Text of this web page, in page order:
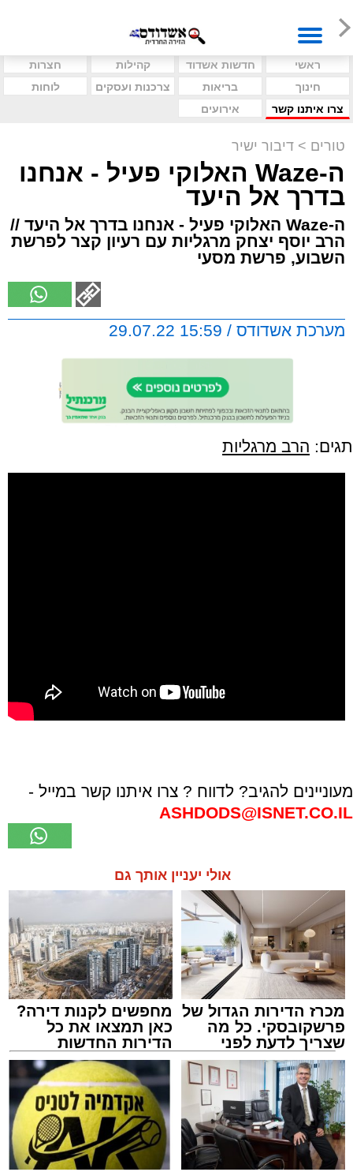
ראשי חדשות אשדוד קהילות
חצרות
חינוך
בריאות צרכנות ועסקים
לוחות
צרו איתנו קשר
אירועים
טורים > דיבור ישיר
ה-Waze האלוקי פעיל - אנחנו
בדרך אל היעד
ה-Waze האלוקי פעיל - אנחנו בדרך אל היעד //
הרב יוסף יצחק מרגליות עם רעיון קצר לפרשת
השבוע, פרשת מסעי
מערכת אשדודס / 15:59 29.07.22
תגים: הרב מרגליות
מעוניינים להגיב? לדווח ? צרו איתנו קשר במייל -
ASHDODS@ISNET.CO.IL
אולי יעניין אותך גם
מכרז הדירות הגדול של
פרשקובסקי. כל מה
שצריך לדעת לפני
שמגישים הצעה לדירה
באשדוד
מחפשים לקנות דירה?
כאן תמצאו את כל
הדירות החדשות
למכירה באשדוד >>>